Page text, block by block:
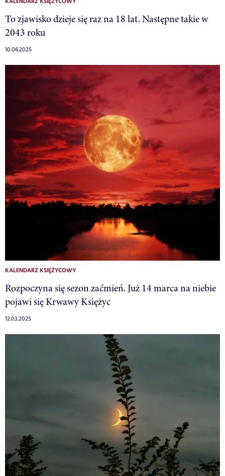
To zjawisko dzieje się raz na 18 lat. Następne takie w
2043 roku
10.06.2025
KALENDARZ KSIĘŻYCOWY
Rozpoczyna się sezon zaćmień. Już 14 marca na niebie
pojawi się Krwawy Księżyc
12.03.2025